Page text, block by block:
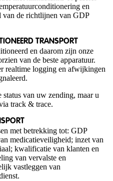
en
van de richtlijnen van GDP
TRANSPORT
en daarom zijn onze
van de beste apparatuur.
realtime logging en afwijkingen
van uw zending, maar u
track & trace.
met betrekking tot: GDP
medicatieveiligheid; inzet van
kwalificatie van klanten en
van vervalste en
vastleggen van